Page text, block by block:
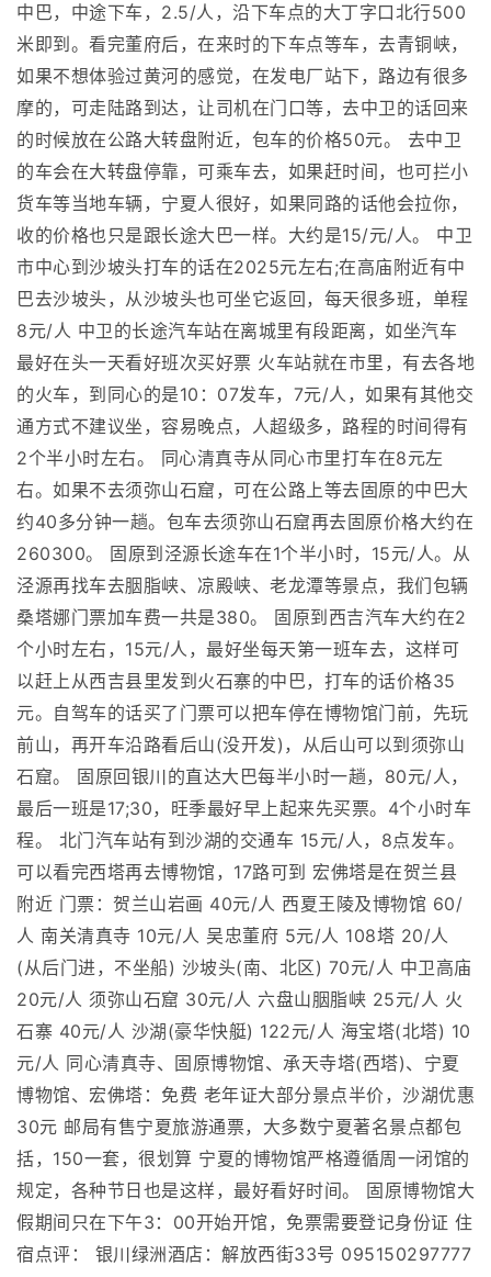
中巴，中途下车，2.5/人，沿下车点的大丁字口北行500
米即到。看完董府后，在来时的下车点等车，去青铜峡，
如果不想体验过黄河的感觉，在发电厂站下，路边有很多
摩的，可走陆路到达，让司机在门口等，去中卫的话回来
的时候放在公路大转盘附近，包车的价格50元。 去中卫
的车会在大转盘停靠，可乘车去，如果赶时间，也可拦小
货车等当地车辆，宁夏人很好，如果同路的话他会拉你，
收的价格也只是跟长途大巴一样。大约是15/元/人。 中卫
市中心到沙坡头打车的话在2025元左右;在高庙附近有中
巴去沙坡头，从沙坡头也可坐它返回，每天很多班，单程
8元/人 中卫的长途汽车站在离城里有段距离，如坐汽车
最好在头一天看好班次买好票 火车站就在市里，有去各地
的火车，到同心的是10：07发车，7元/人，如果有其他交
通方式不建议坐，容易晚点，人超级多，路程的时间得有
2个半小时左右。 同心清真寺从同心市里打车在8元左
右。如果不去须弥山石窟，可在公路上等去固原的中巴大
约40多分钟一趟。包车去须弥山石窟再去固原价格大约在
260300。 固原到泾源长途车在1个半小时，15元/人。从
泾源再找车去胭脂峡、凉殿峡、老龙潭等景点，我们包辆
桑塔娜门票加车费一共是380。 固原到西吉汽车大约在2
个小时左右，15元/人，最好坐每天第一班车去，这样可
以赶上从西吉县里发到火石寨的中巴，打车的话价格35
元。自驾车的话买了门票可以把车停在博物馆门前，先玩
前山，再开车沿路看后山(没开发)，从后山可以到须弥山
石窟。 固原回银川的直达大巴每半小时一趟，80元/人，
最后一班是17;30，旺季最好早上起来先买票。4个小时车
程。 北门汽车站有到沙湖的交通车 15元/人，8点发车。
可以看完西塔再去博物馆，17路可到 宏佛塔是在贺兰县
附近 门票：贺兰山岩画 40元/人 西夏王陵及博物馆 60/
人 南关清真寺 10元/人 吴忠董府 5元/人 108塔 20/人
(从后门进，不坐船) 沙坡头(南、北区) 70元/人 中卫高庙
20元/人 须弥山石窟 30元/人 六盘山胭脂峡 25元/人 火
石寨 40元/人 沙湖(豪华快艇) 122元/人 海宝塔(北塔) 10
元/人 同心清真寺、固原博物馆、承天寺塔(西塔)、宁夏
博物馆、宏佛塔：免费 老年证大部分景点半价，沙湖优惠
30元 邮局有售宁夏旅游通票，大多数宁夏著名景点都包
括，150一套，很划算 宁夏的博物馆严格遵循周一闭馆的
规定，各种节日也是这样，最好看好时间。 固原博物馆大
假期间只在下午3：00开始开馆，免票需要登记身份证 住
宿点评： 银川绿洲酒店：解放西街33号 095150297777